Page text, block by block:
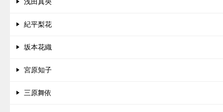
紀平梨花
坂本花織
宮原知子
三原舞依